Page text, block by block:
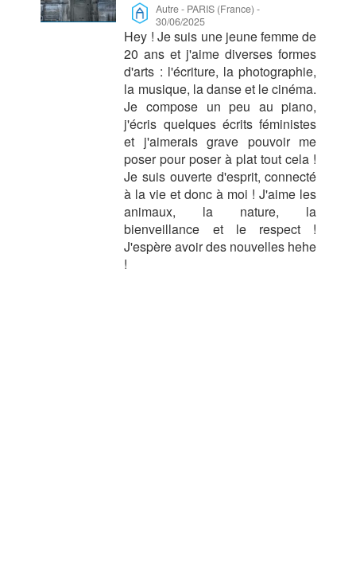
Autre- PARIS (France) -
30/06/2025
Hey ! Je suis une jeune femme de
20 ans et j'aime diverses formes
d'arts : l'écriture, la photographie,
la musique, la danse et le cinéma.
Je compose un peu au piano,
j'écris quelques écrits féministes
et j'aimerais grave pouvoir me
poser pour poser à plat tout cela !
Je suis ouverte d'esprit, connecté
à la vie et donc à moi ! J'aime les
animaux, la nature, la
bienveillance et le respect !
J'espère avoir des nouvelles hehe
!